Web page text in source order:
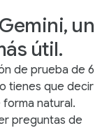
un
útil.
de prueba de 6
tienes que decir
natural.
preguntas de